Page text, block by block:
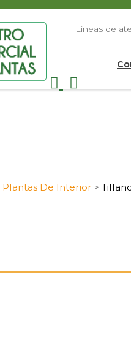
Líneas de
Plantas De Interior >